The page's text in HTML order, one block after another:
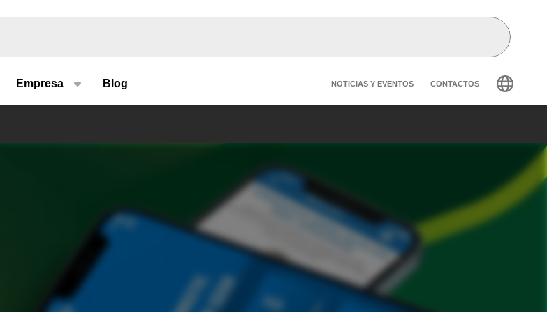
Empresa Blog Header secondary
NOTICIAS Y EVENTOS CONTACTOS